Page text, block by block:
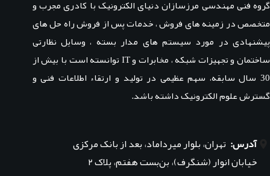
گروه فنی مهندسی مرزسازان دنیای الکترونیک با کادری مجرب و
متخصص در زمینه های فروش ، خدمات پس از فروش راه حل های
پیشنهادی در مورد سیستم های مدار بسته ، وسایل نظارتی
ساختمان و تجهیزات شبکه ، مخابرات و IT توانسته است با بیش از
30 سال سابقه، سهم عظیمی در تولید و ارتقاء اطلاعات فنی و
گسترش علوم الکترونیک داشته باشد.
آدرس: تهران، بلوار میرداماد، بعد از بانک مرکزی
خیابان انوار (شنگرف)، بن‌بست هفتم، پلاک ۲